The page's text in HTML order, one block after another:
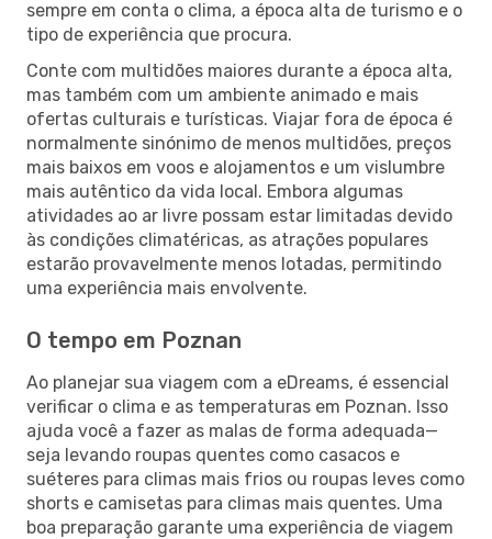
sempre em conta o clima, a época alta de turismo e o
tipo de experiência que procura.
Conte com multidões maiores durante a época alta,
mas também com um ambiente animado e mais
ofertas culturais e turísticas. Viajar fora de época é
normalmente sinónimo de menos multidões, preços
mais baixos em voos e alojamentos e um vislumbre
mais autêntico da vida local. Embora algumas
atividades ao ar livre possam estar limitadas devido
às condições climatéricas, as atrações populares
estarão provavelmente menos lotadas, permitindo
uma experiência mais envolvente.
O tempo em Poznan
Ao planejar sua viagem com a eDreams, é essencial
verificar o clima e as temperaturas em Poznan. Isso
ajuda você a fazer as malas de forma adequada—
seja levando roupas quentes como casacos e
suéteres para climas mais frios ou roupas leves como
shorts e camisetas para climas mais quentes. Uma
boa preparação garante uma experiência de viagem